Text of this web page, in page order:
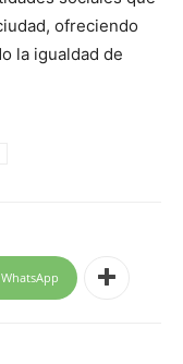
ofreciendo
la igualdad de
WhatsApp